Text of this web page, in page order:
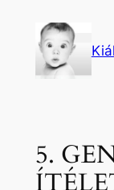
tartalomhoz
5.